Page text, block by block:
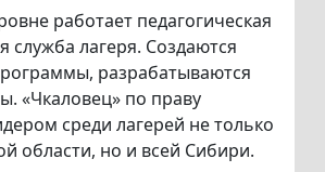
работает педагогическая
служба лагеря. Создаются
разрабатываются
«Чкаловец» по праву
среди лагерей не только
области, но и всей Сибири.